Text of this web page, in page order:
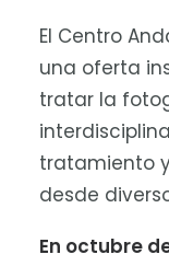
El Centro
una oferta
tratar la
tratamiento
desde
En octubre